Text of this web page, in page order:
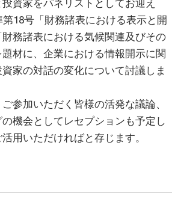
資家をパネリストとしてお迎え
第18号「財務諸表における表示と開
務諸表における気候関連及びその
材に、企業における情報開示に関
家の対話の変化について討議しま
参加いただく皆様の活発な議論、
機会としてレセプションも予定し
用いただければと存じます。